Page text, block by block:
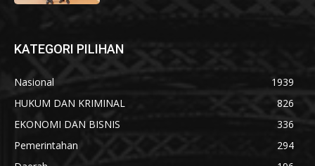
KATEGORI PILIHAN
Nasional
1939
HUKUM DAN KRIMINAL
826
EKONOMI DAN BISNIS
336
Pemerintahan
294